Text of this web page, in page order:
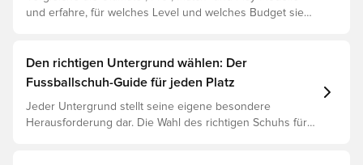
und erfahre, für welches Level und welches Budget sie
Den richtigen Untergrund wählen: Der
Fussballschuh-Guide für jeden Platz
Jeder Untergrund stellt seine eigene besondere
Herausforderung dar. Die Wahl des richtigen Schuhs für